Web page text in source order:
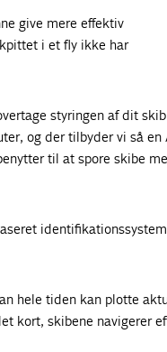
give mere effektiv
i et fly ikke har
styringen af dit
og der tilbyder vi så en
til at spore skibe
hele tiden kan plotte
kort, skibene navigerer